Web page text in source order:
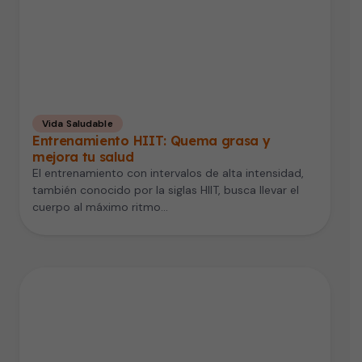
Vida Saludable
Entrenamiento HIIT: Quema grasa y
mejora tu salud
El entrenamiento con intervalos de alta intensidad,
también conocido por la siglas HIIT, busca llevar el
cuerpo al máximo ritmo…